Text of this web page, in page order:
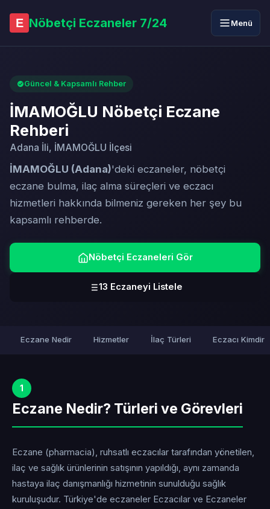
E Nöbetçi Eczaneler 7/24 Menü
Güncel & Kapsamlı Rehber
İMAMOĞLU Nöbetçi Eczane
Rehberi
Adana İli, İMAMOĞLU İlçesi
İMAMOĞLU (Adana)'deki eczaneler, nöbetçi
eczane bulma, ilaç alma süreçleri ve eczacı
hizmetleri hakkında bilmeniz gereken her şey bu
kapsamlı rehberde.
Nöbetçi Eczaneleri Gör
13 Eczaneyi Listele
Eczane Nedir Hizmetler İlaç Türleri Eczacı Kimdir
1
Eczane Nedir? Türleri ve Görevleri
Eczane (pharmacia), ruhsatlı eczacılar tarafından yönetilen,
ilaç ve sağlık ürünlerinin satışının yapıldığı, aynı zamanda
hastaya ilaç danışmanlığı hizmetinin sunulduğu sağlık
kuruluşudur. Türkiye'de eczaneler Eczacılar ve Eczaneler